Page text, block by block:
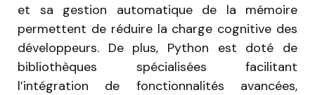
et sa gestion automatique de la mémoire
permettent de réduire la charge cognitive des
développeurs. De plus, Python est doté de
bibliothèques spécialisées facilitant
l’intégration de fonctionnalités avancées,